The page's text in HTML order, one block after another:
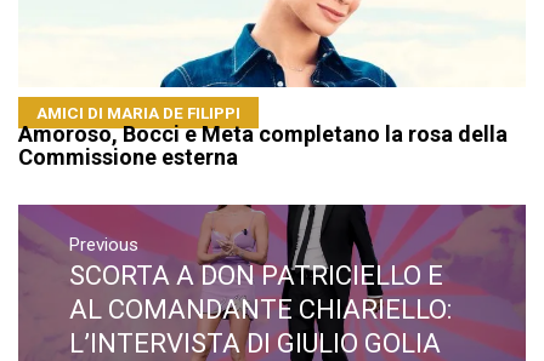
AMICI DI MARIA DE FILIPPI
Amoroso, Bocci e Meta completano la rosa della
Commissione esterna
Navigazione
articoli
Previous
Previous
post:
SCORTA A DON PATRICIELLO E
AL COMANDANTE CHIARIELLO:
L’INTERVISTA DI GIULIO GOLIA